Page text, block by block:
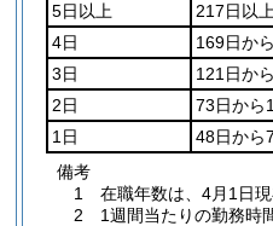
5日以上
217日以上
4日
169日か
3日
121日か
2日
73日から
1日
48日から
備考
1 在職年数は、4月1日現
2 1週間当たりの勤務時